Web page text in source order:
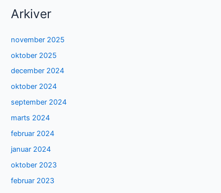
Arkiver
november 2025
oktober 2025
december 2024
oktober 2024
september 2024
marts 2024
februar 2024
januar 2024
oktober 2023
februar 2023